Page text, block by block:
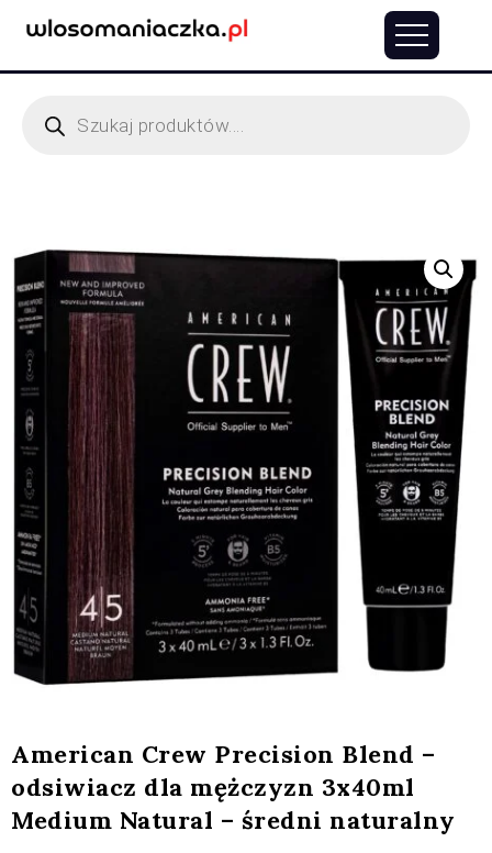
American Crew Precision Blend –
odsiwiacz dla mężczyzn 3x40ml
Medium Natural – średni naturalny